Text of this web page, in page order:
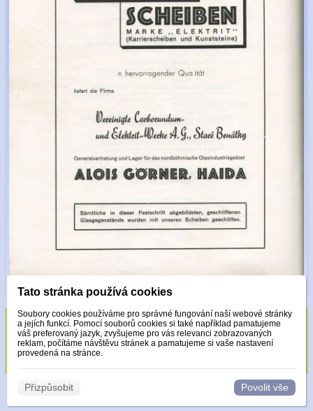
Sklo zdobeno pouze krystaly Made with
Swarovski.
© 2026 WEXBO | www.wexbo.com
Tato stránka používá cookies
Soubory cookies používáme pro správné fungování naší webové stránky
a jejích funkcí. Pomocí souborů cookies si také například pamatujeme
váš preferovaný jazyk, zvyšujeme pro vás relevanci zobrazovaných
reklam, počítáme návštěvu stránek a pamatujeme si vaše nastavení
provedená na stránce.
Přizpůsobit Povolit vše